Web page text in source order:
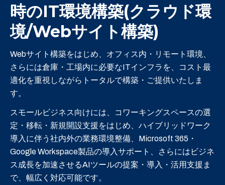
時のIT環境構築(クラウド環
境/Webサイト構築)
Webサイト構築をはじめ、オフィス内・リモート環境、
さらには倉庫・工場内に必要なITインフラを、コスト最
適化を重視しながらトータルで構築・ご提供いたしま
す。
スモールビジネス向けには、コワーキングスペースの選
定・移転・新規開設支援をはじめ、ハイブリッドワーク
導入に伴う社内外の業務環境整備、Microsoft 365・
Google Workspace製品の導入サポート、さらにはビジネ
ス成長を加速させるAIツールの提案・導入・活用支援ま
で、幅広く対応可能です。